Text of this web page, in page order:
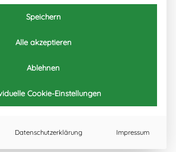
den 11.12.2019 um 14:30 Uhr.
Speichern
Alle akzeptieren
Ablehnen
Cookie-Einstellungen
Datenschutzerklärung Impressum